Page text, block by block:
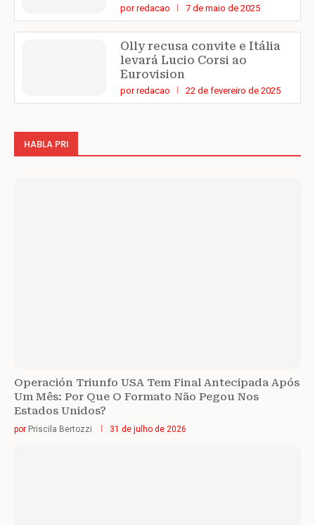
porredacao 7 de maio de 2025
Olly recusa convite e Itália
levará Lucio Corsi ao
Eurovision
porredacao 22 de fevereiro de 2025
HABLA PRI
Operación Triunfo USA Tem Final Antecipada Após
Um Mês: Por Que O Formato Não Pegou Nos
Estados Unidos?
por Priscila Bertozzi 31 de julho de 2026